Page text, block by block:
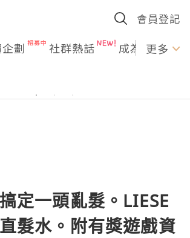
會員登記
劃 社群熱話 成為U更多
定一頭亂髮。LIESE
髮水。附有獎遊戲資